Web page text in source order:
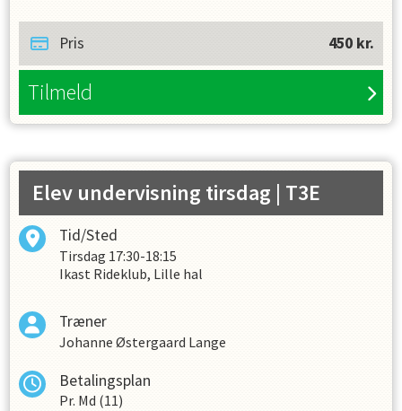
helligdage. For at tilmelde sig på øvrige hold skal
det ske via henvisning fra Ridelæreren. Johanne
Pris 450 kr.
Tilmeld
Elev undervisning tirsdag | T3E
Tid/Sted
Tirsdag 17:30-18:15
Ikast Rideklub, Lille hal
Træner
Johanne Østergaard Lange
Betalingsplan
Pr. Md (11)